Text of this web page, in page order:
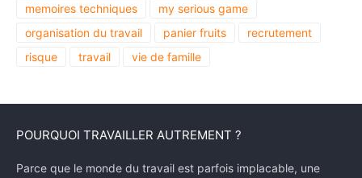
memoires techniques
my serious game
organisation du travail
panier fruits
recrutement
risque
travail vie de famille
POURQUOI TRAVAILLER AUTREMENT ?
Parce que le monde du travail est parfois implacable, une